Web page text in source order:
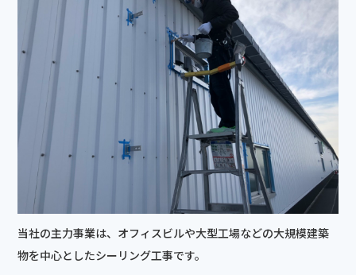
当社の主力事業は、オフィスビルや大型工場などの大規模建築
物を中心としたシーリング工事です。